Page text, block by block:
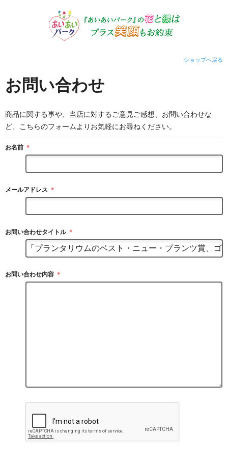
ショップへ戻る
お問い合わせ
商品に関する事や、当店に対するご意見ご感想、お問い合わせな
ど、こちらのフォームよりお気軽にお尋ねください。
お名前 ＊
メールアドレス ＊
お問い合わせタイトル ＊
お問い合わせ内容 ＊